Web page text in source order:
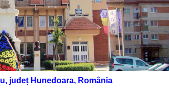
județ Hunedoara, România